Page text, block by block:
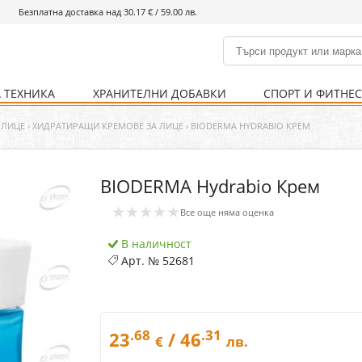
Безплатна доставка над 30.17 € / 59.00 лв.
% Хранителни добавки % Спорт и фитнес
Болно гърло Ваксини
Кости и стави Нервна система
Храносмилателна
Хомеопатия
Инхалатори Термометри
ХРАНИТЕЛНИ ДОБАВКИ
Кости и стави Нервна система
СПОРТ И ФИТНЕС
Храни и напитки Уреди и аксесоари
Детска козметика Козметика за мъже
Уреди Хранене
Хигиена на тялото Предпазни стредства
› ХИДРАТИРАЩИ КРЕМОВЕ ЗА ЛИЦЕ › BIODERMA HYDRABIO КРЕМ
BIODERMA Hydrabio Крем
★★★★★ Все още няма оценка
В наличност
Арт. № 52681
23.68 € / 46.31 лв.